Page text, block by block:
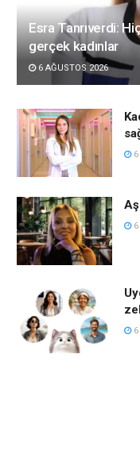
Esra Tanrıverdi:
gerçek kadınlar
6 AĞUSTOS 2026
6
6
6